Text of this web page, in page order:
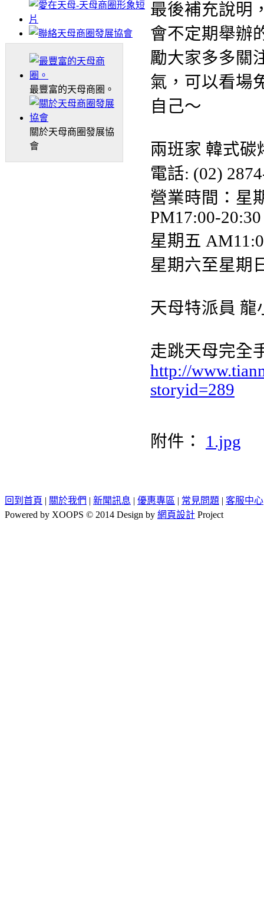
最豐富的天母商圈。
關於天母商圈發展協
會
最後補充說明
會不定期舉辦
勵大家多多關
氣，可以看場
自己～
兩班家 韓式碳
電話: (02)
營業時間：星
PM17:00-20:30
星期五
星期六至星期
天母特派員 龍
走跳天母完全
http://
storyid=289
附件： 1.jpg
回到首頁 | 關於我們 | 新聞訊息 | 優惠專區 | 常見問題 | 客服中心
Powered by XOOPS © 2014 Design by 網頁設計 Project